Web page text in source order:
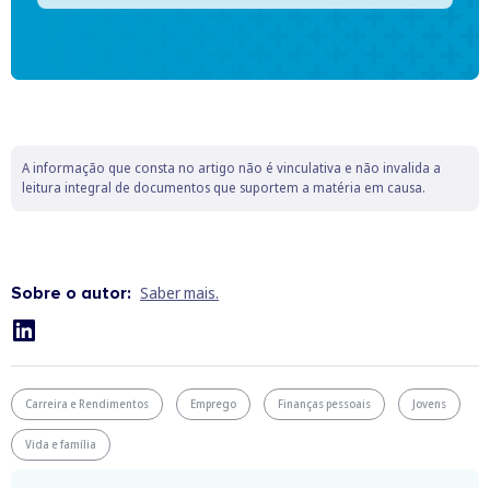
A informação que consta no artigo não é vinculativa e não invalida a
leitura integral de documentos que suportem a matéria em causa.
Sobre o autor: Saber mais.
Carreira e Rendimentos Emprego Finanças pessoais Jovens
Vida e família